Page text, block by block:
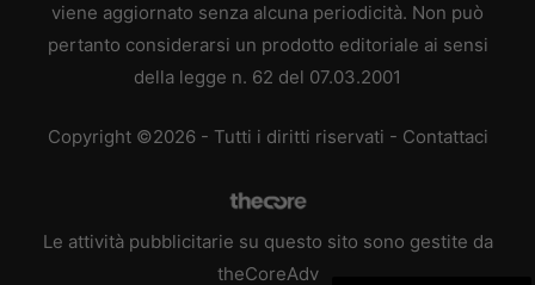
viene aggiornato senza alcuna periodicità. Non può
pertanto considerarsi un prodotto editoriale ai sensi
della legge n. 62 del 07.03.2001
Copyright ©2026 - Tutti i diritti riservati - Contattaci
Le attività pubblicitarie su questo sito sono gestite da
theCoreAdv